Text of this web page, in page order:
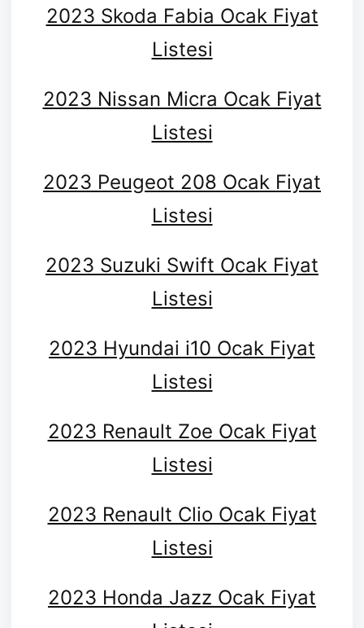
2023 Skoda Fabia Ocak Fiyat
Listesi
2023 Nissan Micra Ocak Fiyat
Listesi
2023 Peugeot 208 Ocak Fiyat
Listesi
2023 Suzuki Swift Ocak Fiyat
Listesi
2023 Hyundai i10 Ocak Fiyat
Listesi
2023 Renault Zoe Ocak Fiyat
Listesi
2023 Renault Clio Ocak Fiyat
Listesi
2023 Honda Jazz Ocak Fiyat